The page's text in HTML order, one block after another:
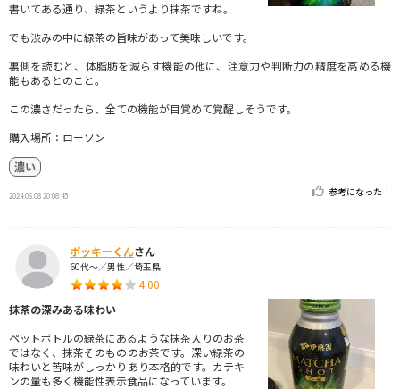
書いてある通り、緑茶というより抹茶ですね。
でも渋みの中に緑茶の旨味があって美味しいです。
裏側を読むと、体脂肪を減らす機能の他に、注意力や判断力の精度を高める機
能もあるとのこと。
この濃さだったら、全ての機能が目覚めて覚醒しそうです。
購入場所：ローソン
濃い
2024.06.08 20:08:45 参考になった！
ポッキーくんさん
60代～／男性／埼玉県
4.00
抹茶の深みある味わい
ペットボトルの緑茶にあるような抹茶入りのお茶
ではなく、抹茶そのもののお茶です。深い緑茶の
味わいと苦味がしっかりあり本格的です。カテキ
ンの量も多く機能性表示食品になっています。